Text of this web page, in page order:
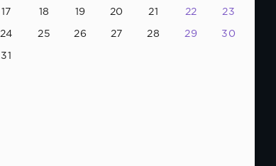
17 18 19 20 21 22 23
24 25 26 27 28 29 30
31